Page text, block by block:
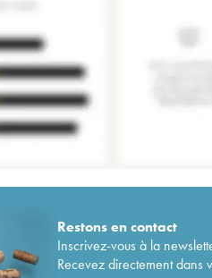
Restons encontact
Inscrivez-vous à la
Recevez directement dans